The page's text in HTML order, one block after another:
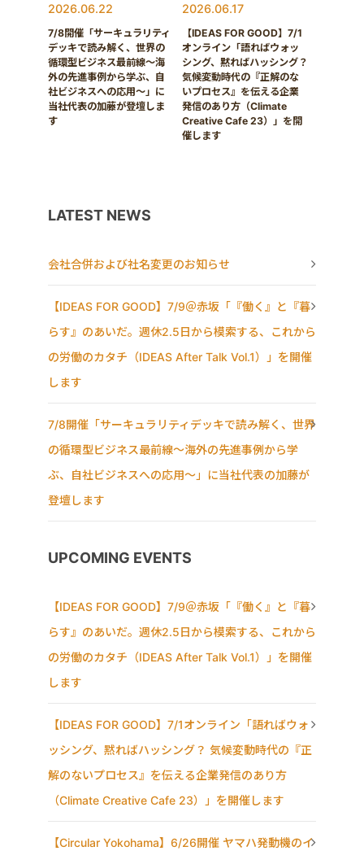
2026.06.22
7/8開催「サーキュラリティ
デッキで読み解く、世界の
循環型ビジネス最前線〜海
外の先進事例から学ぶ、自
社ビジネスへの応用〜」に
当社代表の加藤が登壇しま
す
2026.06.17
【IDEAS FOR GOOD】7/1
オンライン「語ればウォッ
シング、黙ればハッシング？
気候変動時代の『正解のな
いプロセス』を伝える企業
発信のあり方（Climate
Creative Cafe 23）」を開
催します
LATEST NEWS
会社合併および社名変更のお知らせ
【IDEAS FOR GOOD】7/9＠赤坂「『働く』と『暮
らす』のあいだ。週休2.5日から模索する、これから
の労働のカタチ（IDEAS After Talk Vol.1）」を開催
します
7/8開催「サーキュラリティデッキで読み解く、世界
の循環型ビジネス最前線〜海外の先進事例から学
ぶ、自社ビジネスへの応用〜」に当社代表の加藤が
登壇します
UPCOMING EVENTS
【IDEAS FOR GOOD】7/9＠赤坂「『働く』と『暮
らす』のあいだ。週休2.5日から模索する、これから
の労働のカタチ（IDEAS After Talk Vol.1）」を開催
します
【IDEAS FOR GOOD】7/1オンライン「語ればウォ
ッシング、黙ればハッシング？ 気候変動時代の『正
解のないプロセス』を伝える企業発信のあり方
（Climate Creative Cafe 23）」を開催します
【Circular Yokohama】6/26開催 ヤマハ発動機のイ